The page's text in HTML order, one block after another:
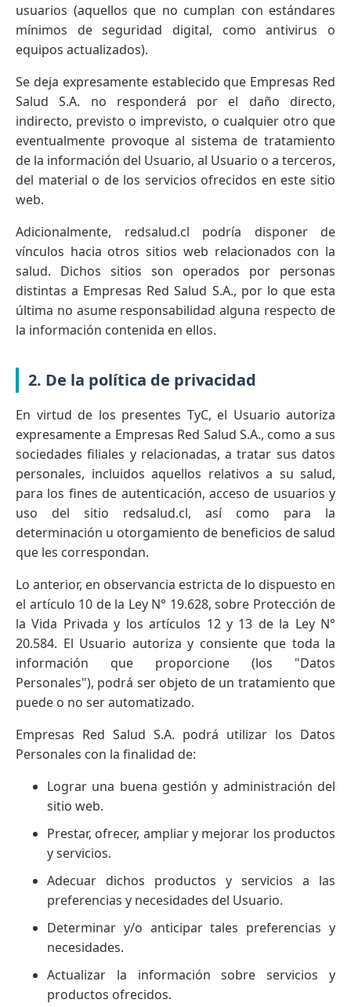
usuarios (aquellos que no cumplan con estándares
mínimos de seguridad digital, como antivirus o
equipos actualizados).
Se deja expresamente establecido que Empresas Red
Salud S.A. no responderá por el daño directo,
indirecto, previsto o imprevisto, o cualquier otro que
eventualmente provoque al sistema de tratamiento
de la información del Usuario, al Usuario o a terceros,
del material o de los servicios ofrecidos en este sitio
web.
Adicionalmente, redsalud.cl podría disponer de
vínculos hacia otros sitios web relacionados con la
salud. Dichos sitios son operados por personas
distintas a Empresas Red Salud S.A., por lo que esta
última no asume responsabilidad alguna respecto de
la información contenida en ellos.
2. De la política de privacidad
En virtud de los presentes TyC, el Usuario autoriza
expresamente a Empresas Red Salud S.A., como a sus
sociedades filiales y relacionadas, a tratar sus datos
personales, incluidos aquellos relativos a su salud,
para los fines de autenticación, acceso de usuarios y
uso del sitio redsalud.cl, así como para la
determinación u otorgamiento de beneficios de salud
que les correspondan.
Lo anterior, en observancia estricta de lo dispuesto en
el artículo 10 de la Ley N° 19.628, sobre Protección de
la Vida Privada y los artículos 12 y 13 de la Ley N°
20.584. El Usuario autoriza y consiente que toda la
información que proporcione (los "Datos
Personales"), podrá ser objeto de un tratamiento que
puede o no ser automatizado.
Empresas Red Salud S.A. podrá utilizar los Datos
Personales con la finalidad de:
Lograr una buena gestión y administración del
sitio web.
Prestar, ofrecer, ampliar y mejorar los productos
y servicios.
Adecuar dichos productos y servicios a las
preferencias y necesidades del Usuario.
Determinar y/o anticipar tales preferencias y
necesidades.
Actualizar la información sobre servicios y
productos ofrecidos.